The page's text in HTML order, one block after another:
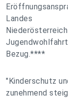
Landes
Jugendwohlfahrt
Bezug.****
"Kinderschutz
zunehmend